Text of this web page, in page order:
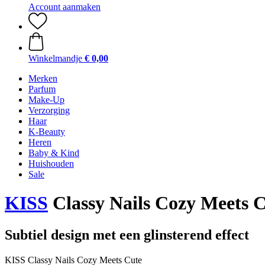
Account aanmaken
Winkelmandje € 0,00
Merken
Parfum
Make-Up
Verzorging
Haar
K-Beauty
Heren
Baby & Kind
Huishouden
Sale
KISS Classy Nails Cozy Meets
Subtiel design met een glinsterend effect
KISS Classy Nails Cozy Meets Cute